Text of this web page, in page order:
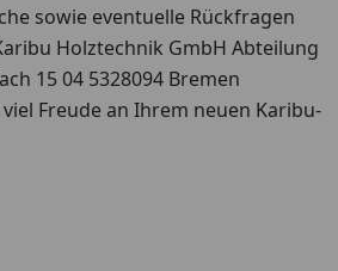
sowie eventuelle Rückfragen
Holztechnik GmbH Abteilung
15 04 5328094 Bremen
Freude an Ihrem neuen Karibu-